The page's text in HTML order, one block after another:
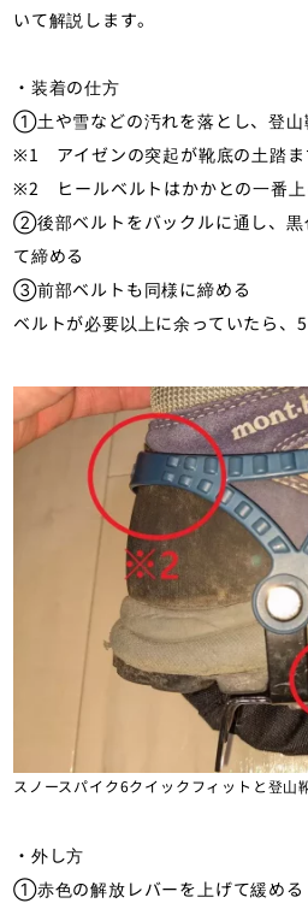
いて解説します。
・装着の仕方
①土や雪などの汚れを落とし、登山
※1 アイゼンの突起が靴底の土踏ま
※2 ヒールベルトはかかとの一番上
②後部ベルトをバックルに通し、黒
て締める
③前部ベルトも同様に締める
ベルトが必要以上に余っていたら、
スノースパイク6クイックフィットと登山
・外し方
①赤色の解放レバーを上げて緩める